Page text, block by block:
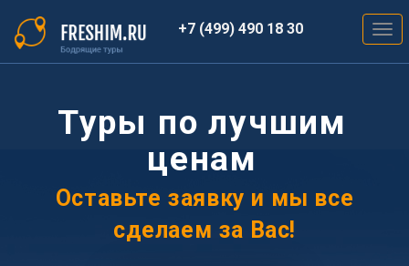
основному
содержанию
+7 (499) 490 18 30
Туры по лучшим
ценам
Оставьте заявку и мы все
сделаем за Вас!